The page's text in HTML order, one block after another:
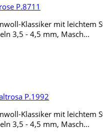
P.8711
Klassiker mit leichtem
3,5 - 4,5 mm, Masch...
P.1992
Klassiker mit leichtem
3,5 - 4,5 mm, Masch...